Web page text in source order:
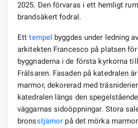
2025. Den förvaras i ett hemligt
brandsäkert fodral.
Etttempel byggdes under ledning
arkitekten Francesco på platsen
byggnaderna i de första kyrkorna
Frälsaren. Fasaden på katedralen
marmor, dekorerad med
katedralen längs den
väggarnas sidoöppningar. Stora
bronsstjärnor på det mörka